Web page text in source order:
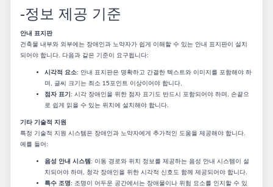
-정보 제공 기준
안내 표지판
건축물 내부와 외부에는 장애인과 노약자가 쉽게 이해할 수 있는 안내 표지판이 설치
되어야 합니다. 다음과 같은 기준이 요구됩니다:
시각적 요소: 안내 표지판은 명확하고 간결한 텍스트와 이미지를 포함해야 하
며, 글씨 크기는 최소 15포인트 이상이어야 합니다.
점자 표기 : 시각 장애인을 위한 점자 표기도 반드시 포함되어야 하며, 손끝으
로 쉽게 읽을 수 있는 위치에 설치해야 합니다.
기타 기술적 지원
특정 기술적 지원 시스템은 장애인과 노약자에게 추가적인 도움을 제공해야 합니다.
예를 들어:
음성 안내 시스템: 이동 경로와 위치 정보를 제공하는 음성 안내 시스템이 설
치되어야 하며, 청각 장애인을 위한 시각적 신호도 함께 제공되어야 합니다.
특수 조명: 조명이 어두운 공간에서는 장애물이나 위험 요소를 인지할 수 있